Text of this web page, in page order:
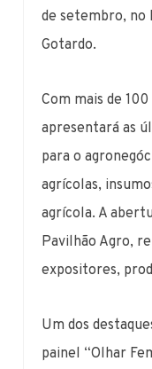
de setembro, no
Gotardo.
Com mais de
apresentará as
para o
agrícolas,
agrícola. A
Pavilhão Agro,
expositores,
Um dos
painel “Olhar